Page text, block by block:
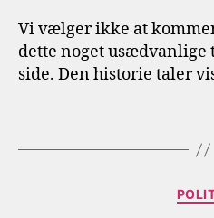
Vi vælger ikke at
dette noget
side. Den historie taler